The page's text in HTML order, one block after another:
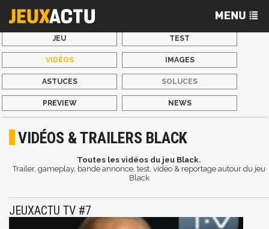
JEU TEST
VIDÉOS IMAGES
ASTUCES SOLUCES
PREVIEW NEWS
VIDÉOS & TRAILERS BLACK
Toutes les vidéos du jeu Black.
Trailer, gameplay, bande annonce, test, vidéo & reportage autour du jeu
Black
JEUXACTU TV #7